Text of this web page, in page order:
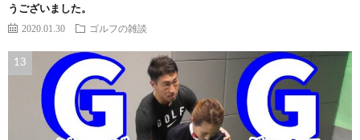
うございました。
2020.01.30 ゴルフの雑談